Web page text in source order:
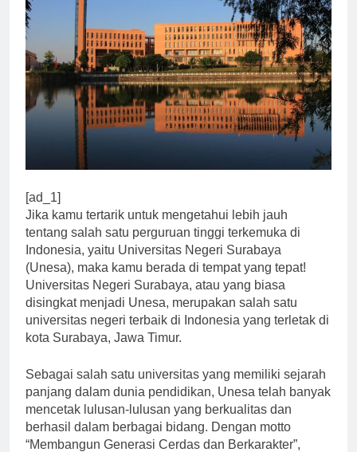
[ad_1]
Jika kamu tertarik untuk mengetahui lebih jauh
tentang salah satu perguruan tinggi terkemuka di
Indonesia, yaitu Universitas Negeri Surabaya
(Unesa), maka kamu berada di tempat yang tepat!
Universitas Negeri Surabaya, atau yang biasa
disingkat menjadi Unesa, merupakan salah satu
universitas negeri terbaik di Indonesia yang terletak di
kota Surabaya, Jawa Timur.
Sebagai salah satu universitas yang memiliki sejarah
panjang dalam dunia pendidikan, Unesa telah banyak
mencetak lulusan-lulusan yang berkualitas dan
berhasil dalam berbagai bidang. Dengan motto
“Membangun Generasi Cerdas dan Berkarakter”,